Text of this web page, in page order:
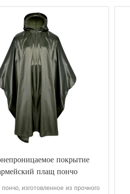
покрытие
плащ пончо
изготовленное из прочного